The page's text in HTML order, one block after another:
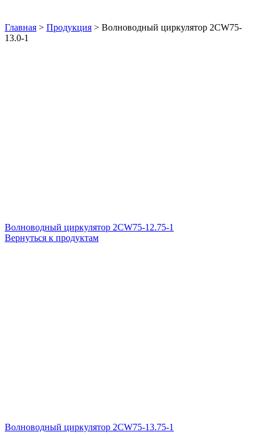
Главная > Продукция > Волноводный циркулятор 2CW75-
13.0-1
Волноводный циркулятор 2CW75-12.75-1
Вернуться к продуктам
Волноводный циркулятор 2CW75-13.75-1